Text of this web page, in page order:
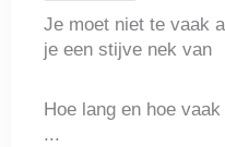
Je moet niet te vaak
je een stijve nek van
Hoe lang en hoe
...